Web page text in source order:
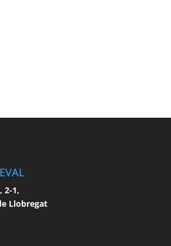
2-1,
Llobregat